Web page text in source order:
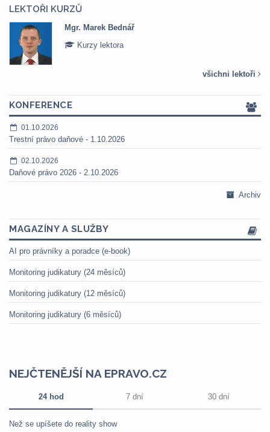
LEKTOŘI KURZŮ
Mgr. Marek Bednář
Kurzy lektora
všichni lektoři
KONFERENCE
01.10.2026
Trestní právo daňové - 1.10.2026
02.10.2026
Daňové právo 2026 - 2.10.2026
Archiv
MAGAZÍNY A SLUŽBY
AI pro právníky a poradce (e-book)
Monitoring judikatury (24 měsíců)
Monitoring judikatury (12 měsíců)
Monitoring judikatury (6 měsíců)
NEJČTENĚJŠÍ NA EPRAVO.CZ
24 hod 7 dní 30 dní
Než se upíšete do reality show